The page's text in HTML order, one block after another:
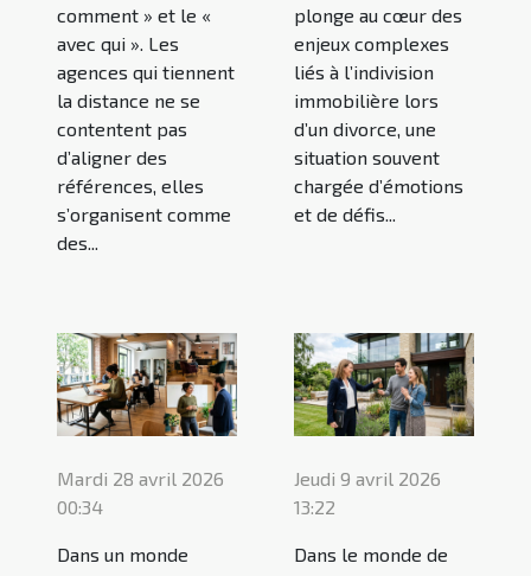
comment » et le «
avec qui ». Les
agences qui tiennent
la distance ne se
contentent pas
d’aligner des
références, elles
s’organisent comme
des...
plonge au cœur des
enjeux complexes
liés à l’indivision
immobilière lors
d’un divorce, une
situation souvent
chargée d’émotions
et de défis...
Mardi 28 avril 2026
00:34
Dans un monde
Jeudi 9 avril 2026
13:22
Dans le monde de